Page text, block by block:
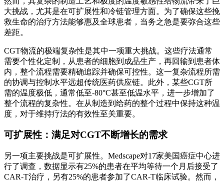
大挑战，尤其是在可扩展性和冷链管理方面。为了确保这些挽
救生命的治疗方法能够惠及全球患者，当务之急是要弥合这些
差距。
CGT物流的极端复杂性是其中一项重大挑战。这些疗法通常
需要个性化定制，从患者的细胞到成品生产，再回输到患者体
内，整个流程需要精确追踪并确保可控性。这一复杂流程所需
的协调与控制水平远超传统医药供应链。此外，某些CGT所
需的温度极低，通常低至-80°C甚至低温水平，进一步增加了
整个流程的复杂性。在从制造到给药的整个过程中保持这种温
度，对于维持疗法的有效性至关重要。
可扩展性：满足对CGT不断增长的需求
另一项主要挑战是可扩展性。Medscape对17家美国癌症中心进
行了调查，数据显示有25%的患者在平均等待一个月后接受了
CAR-T治疗，另有25%的患者参加了CAR-T临床试验。然而，